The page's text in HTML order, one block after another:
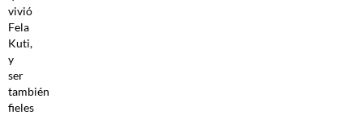
vivió
Fela
Kuti,
y
ser
también
fieles